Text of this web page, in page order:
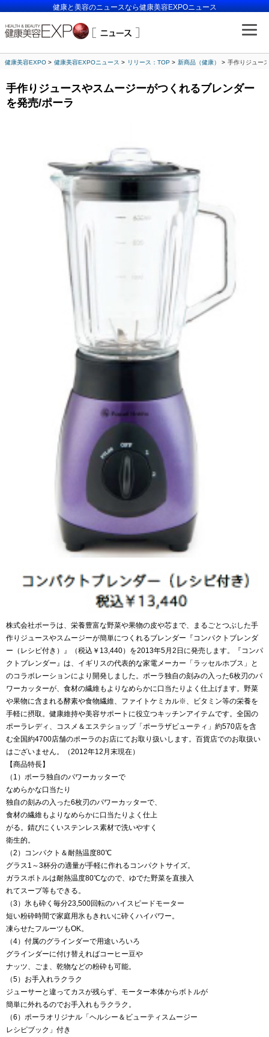
健康と美容のニュースなら健康美容EXPOニュース
健康美容EXPO 健康美容EXPOニュース リリース：TOP 新商品（健康） 手作りジュー
手作りジュースやスムージーがつくれるブレンダー
を発売/ポーラ
株式会社ポーラは、栄養豊富な野菜や果物の皮や芯まで、まるごとつぶした手
作りジュースやスムージーが簡単につくれるブレンダー『コンパクトブレンダ
ー（レシピ付き）』（税込￥13,440）を2013年5月2日に発売します。『コンパ
クトブレンダー』は、イギリスの代表的な家電メーカー「ラッセルホブス」と
のコラボレーションにより開発しました。ポーラ独自の刻みの入った6枚刃のパ
ワーカッターが、食材の繊維もよりなめらかに口当たりよく仕上げます。野菜
や果物に含まれる酵素や食物繊維、ファイトケミカル※、ビタミン等の栄養を
手軽に摂取。健康維持や美容サポートに役立つキッチンアイテムです。全国の
ポーラレディ、コスメ＆エステショップ「ポーラザビューティ」約570店を含
む全国約4700店舗のポーラのお店にてお取り扱いします。百貨店でのお取扱い
はございません。（2012年12月末現在）
【商品特長】
（1）ポーラ独自のパワーカッターで
なめらかな口当たり
独自の刻みの入った6枚刃のパワーカッターで、
食材の繊維もよりなめらかに口当たりよく仕上
がる。錆びにくいステンレス素材で洗いやすく
衛生的。
（2）コンパクト＆耐熱温度80℃
グラス1～3杯分の適量が手軽に作れるコンパクトサイズ。
ガラスボトルは耐熱温度80℃なので、ゆでた野菜を直接入
れてスープ等もできる。
（3）氷も砕く毎分23,500回転のハイスピードモーター
短い粉砕時間で家庭用氷もきれいに砕くハイパワー。
凍らせたフルーツもOK。
（4）付属のグラインダーで用途いろいろ
グラインダーに付け替えればコーヒー豆や
ナッツ、ごま、乾物などの粉砕も可能。
（5）お手入れラクラク
ジューサーと違ってカスが残らず、モーター本体からボトルが
簡単に外れるのでお手入れもラクラク。
（6）ポーラオリジナル「ヘルシー＆ビューティスムージー
レシピブック」付き